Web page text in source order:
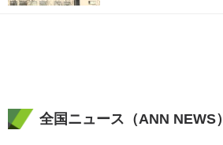
全国ニュース（ANN NEWS）